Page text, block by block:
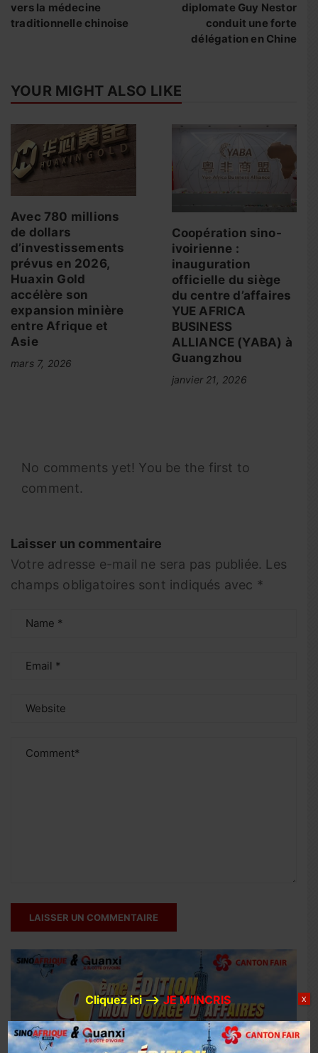
vers la médecine
traditionnelle chinoise
diplomate Guy Nestor
conduit une forte
délégation en Chine
YOUR MIGHT ALSO LIKE
Avec 780 millions
de dollars
d’investissements
prévus en 2026,
Huaxin Gold
accélère son
expansion minière
entre Afrique et
Asie
mars 7, 2026
Coopération sino-
ivoirienne :
inauguration
officielle du siège
du centre d’affaires
YUE AFRICA
BUSINESS
ALLIANCE (YABA) à
Guangzhou
janvier 21, 2026
No comments yet! You be the first to
comment.
Laisser un commentaire
Votre adresse e-mail ne sera pas publiée. Les
champs obligatoires sont indiqués avec *
Cliquez ici –> JE M’INCRIS X